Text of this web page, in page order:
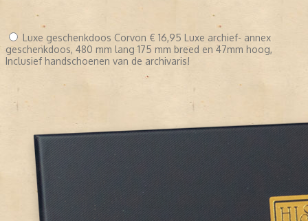
Luxe geschenkdoos Corvon € 16,95 Luxe archief- annex
geschenkdoos, 480 mm lang 175 mm breed en 47mm hoog,
Inclusief handschoenen van de archivaris!